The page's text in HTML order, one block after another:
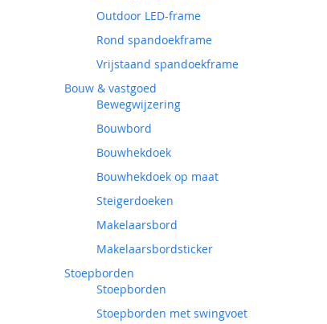
Outdoor LED-frame
Rond spandoekframe
Vrijstaand spandoekframe
Bouw & vastgoed
Bewegwijzering
Bouwbord
Bouwhekdoek
Bouwhekdoek op maat
Steigerdoeken
Makelaarsbord
Makelaarsbordsticker
Stoepborden
Stoepborden
Stoepborden met swingvoet